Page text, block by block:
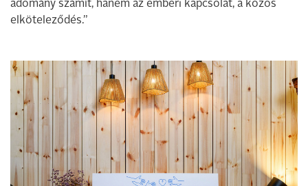
adomány számít, hanem az emberi kapcsolat, a közös
elköteleződés.”